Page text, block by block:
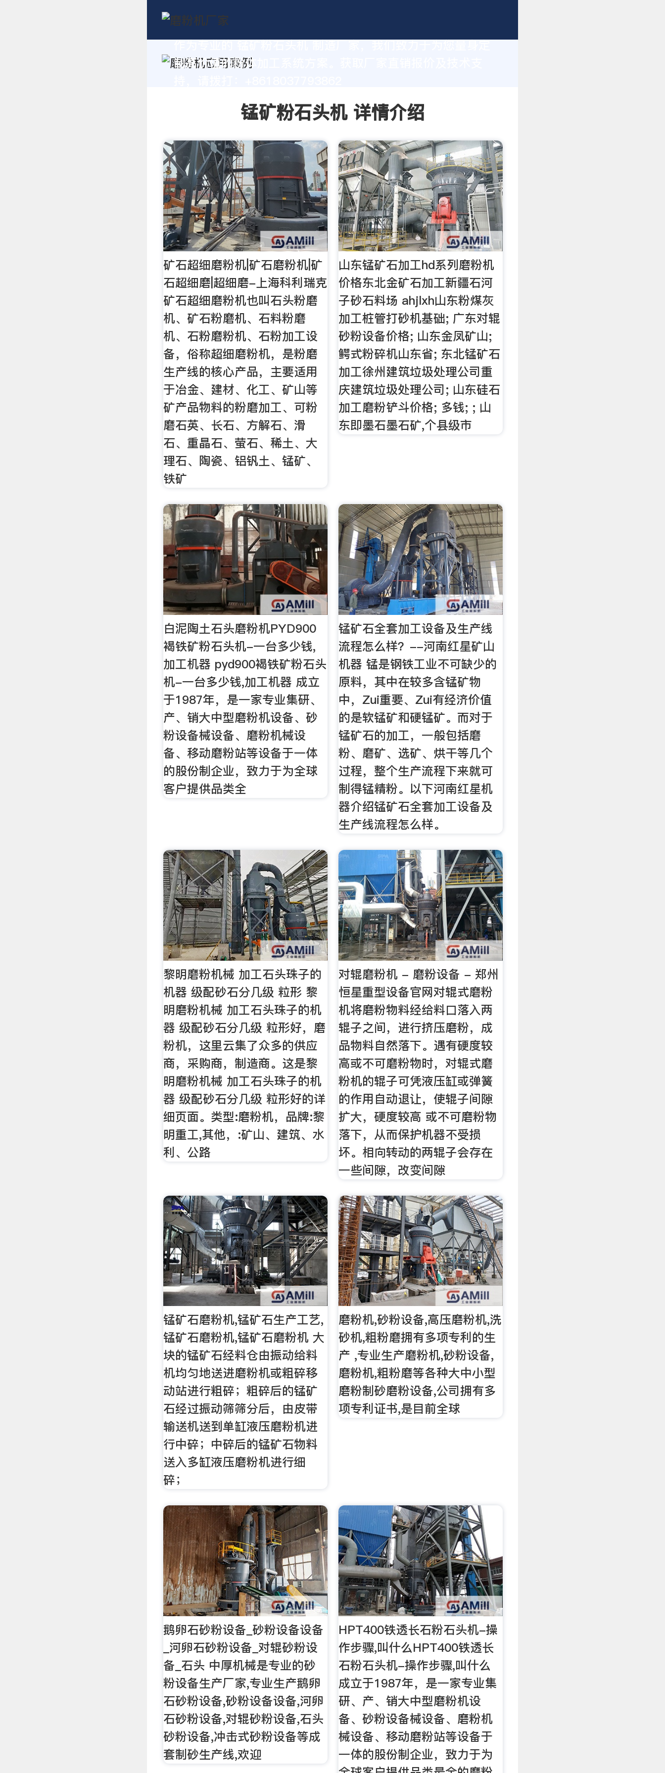
制高价值的粉体加工系统方案。获取厂家直销报价及技术支
锰矿粉石头机 详情介绍
矿石超细磨粉机|矿石磨粉机|矿
石超细磨|超细磨-上海科利瑞克
矿石超细磨粉机也叫石头粉磨
机、矿石粉磨机、石料粉磨
机、石粉磨粉机、石粉加工设
备，俗称超细磨粉机，是粉磨
生产线的核心产品，主要适用
于冶金、建材、化工、矿山等
矿产品物料的粉磨加工、可粉
磨石英、长石、方解石、滑
石、重晶石、萤石、稀土、大
理石、陶瓷、铝钒土、锰矿、
铁矿
山东锰矿石加工hd系列磨粉机
价格东北金矿石加工新疆石河
子砂石料场 ahjlxh山东粉煤灰
加工桩管打砂机基础; 广东对辊
砂粉设备价格; 山东金凤矿山;
鳄式粉碎机山东省; 东北锰矿石
加工徐州建筑垃圾处理公司重
庆建筑垃圾处理公司; 山东硅石
加工磨粉铲斗价格; 多钱; ; 山
东即墨石墨石矿,个县级市
白泥陶土石头磨粉机PYD900
褐铁矿粉石头机-一台多少钱,
加工机器 pyd900褐铁矿粉石头
机-一台多少钱,加工机器 成立
于1987年，是一家专业集研、
产、销大中型磨粉机设备、砂
粉设备械设备、磨粉机械设
备、移动磨粉站等设备于一体
的股份制企业，致力于为全球
客户提供品类全
锰矿石全套加工设备及生产线
流程怎么样？--河南红星矿山
机器 锰是钢铁工业不可缺少的
原料，其中在较多含锰矿物
中，Zui重要、Zui有经济价值
的是软锰矿和硬锰矿。而对于
锰矿石的加工，一般包括磨
粉、磨矿、选矿、烘干等几个
过程，整个生产流程下来就可
制得锰精粉。以下河南红星机
器介绍锰矿石全套加工设备及
生产线流程怎么样。
黎明磨粉机械 加工石头珠子的
机器 级配砂石分几级 粒形 黎
明磨粉机械 加工石头珠子的机
器 级配砂石分几级 粒形好，磨
粉机，这里云集了众多的供应
商，采购商，制造商。这是黎
明磨粉机械 加工石头珠子的机
器 级配砂石分几级 粒形好的详
细页面。类型:磨粉机，品牌:黎
明重工,其他，:矿山、建筑、水
利、公路
对辊磨粉机 - 磨粉设备 - 郑州
恒星重型设备官网对辊式磨粉
机将磨粉物料经给料口落入两
辊子之间，进行挤压磨粉，成
品物料自然落下。遇有硬度较
高或不可磨粉物时，对辊式磨
粉机的辊子可凭液压缸或弹簧
的作用自动退让，使辊子间隙
扩大，硬度较高 或不可磨粉物
落下，从而保护机器不受损
坏。相向转动的两辊子会存在
一些间隙，改变间隙
锰矿石磨粉机,锰矿石生产工艺,
锰矿石磨粉机,锰矿石磨粉机 大
块的锰矿石经料仓由振动给料
机均匀地送进磨粉机或粗碎移
动站进行粗碎；粗碎后的锰矿
石经过振动筛筛分后，由皮带
输送机送到单缸液压磨粉机进
行中碎；中碎后的锰矿石物料
送入多缸液压磨粉机进行细
碎；
磨粉机,砂粉设备,高压磨粉机,洗
砂机,粗粉磨拥有多项专利的生
产 ,专业生产磨粉机,砂粉设备,
磨粉机,粗粉磨等各种大中小型
磨粉制砂磨粉设备,公司拥有多
项专利证书,是目前全球
鹅卵石砂粉设备_砂粉设备设备
_河卵石砂粉设备_对辊砂粉设
备_石头 中厚机械是专业的砂
粉设备生产厂家,专业生产鹅卵
石砂粉设备,砂粉设备设备,河卵
石砂粉设备,对辊砂粉设备,石头
砂粉设备,冲击式砂粉设备等成
套制砂生产线,欢迎
HPT400铁透长石粉石头机-操
作步骤,叫什么HPT400铁透长
石粉石头机-操作步骤,叫什么
成立于1987年，是一家专业集
研、产、销大中型磨粉机设
备、砂粉设备械设备、磨粉机
械设备、移动磨粉站等设备于
一体的股份制企业，致力于为